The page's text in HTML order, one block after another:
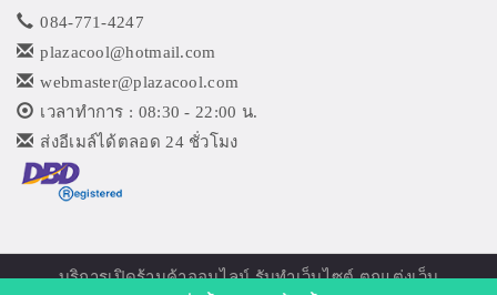
084-771-4247
plazacool@hotmail.com
webmaster@plazacool.com
เวลาทำการ : 08:30 - 22:00 น.
ส่งอีเมล์ได้ตลอด 24 ชั่วโมง
บริการเปิดร้านค้าออนไลน์รับทำเว็บไซต์ ตกแต่งเว็บ